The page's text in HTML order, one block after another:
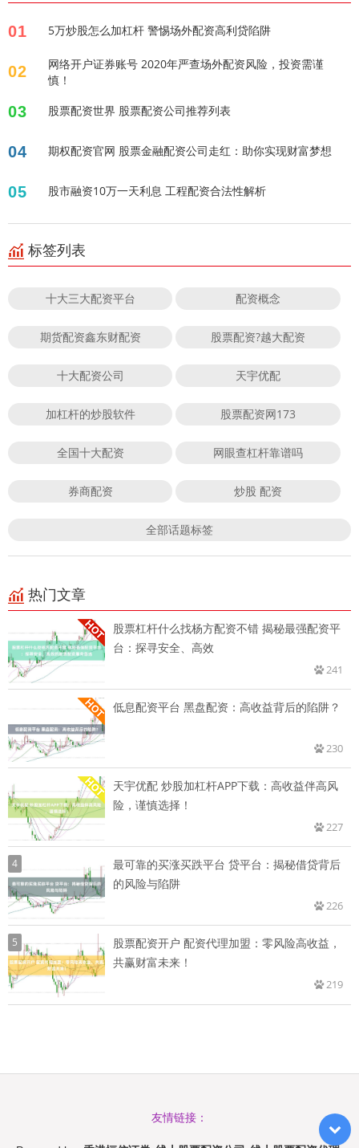
01 5万炒股怎么加杠杆 警惕场外配资高利贷陷阱
02
网络开户证券账号 2020年严查场外配资风险，投资需谨
慎！
03 股票配资世界 股票配资公司推荐列表
04 期权配资官网 股票金融配资公司走红：助你实现财富梦想
05 股市融资10万一天利息 工程配资合法性解析
标签列表
十大三大配资平台 配资概念
期货配资鑫东财配资 股票配资?越大配资
十大配资公司 天宇优配
加杠杆的炒股软件 股票配资网173
全国十大配资 网眼查杠杆靠谱吗
券商配资 炒股 配资
全部话题标签
热门文章
股票杠杆什么找杨方配资不错 揭秘最强配资平
台：探寻安全、高效
241
低息配资平台 黑盘配资：高收益背后的陷阱？
230
天宇优配 炒股加杠杆APP下载：高收益伴高风
险，谨慎选择！
227
4
最可靠的买涨买跌平台 贷平台：揭秘借贷背后
的风险与陷阱
226
5
股票配资开户 配资代理加盟：零风险高收益，
共赢财富未来！
219
友情链接：